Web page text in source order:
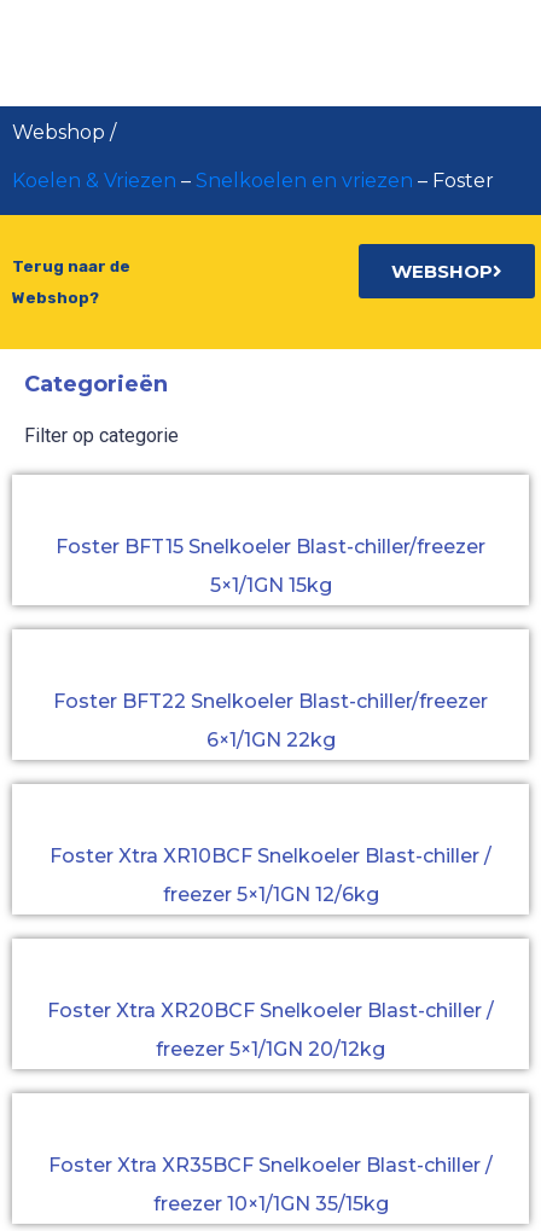
Webshop /
Koelen & Vriezen – Snelkoelen en vriezen – Foster
Terug naar de
Webshop?
WEBSHOP
Categorieën
Filter op categorie
Foster BFT15 Snelkoeler Blast-chiller/freezer
5×1/1GN 15kg
Foster BFT22 Snelkoeler Blast-chiller/freezer
6×1/1GN 22kg
Foster Xtra XR10BCF Snelkoeler Blast-chiller /
freezer 5×1/1GN 12/6kg
Foster Xtra XR20BCF Snelkoeler Blast-chiller /
freezer 5×1/1GN 20/12kg
Foster Xtra XR35BCF Snelkoeler Blast-chiller /
freezer 10×1/1GN 35/15kg